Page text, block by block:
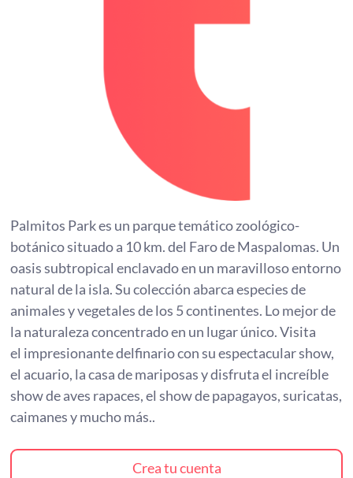
Palmitos Park es un parque temático zoológico-
botánico situado a 10 km. del Faro de Maspalomas. Un
oasis subtropical enclavado en un maravilloso entorno
natural de la isla. Su colección abarca especies de
animales y vegetales de los 5 continentes. Lo mejor de
la naturaleza concentrado en un lugar único. Visita
el impresionante delfinario con su espectacular show,
el acuario, la casa de mariposas y disfruta el increíble
show de aves rapaces, el show de papagayos, suricatas,
caimanes y mucho más..
Crea tu cuenta